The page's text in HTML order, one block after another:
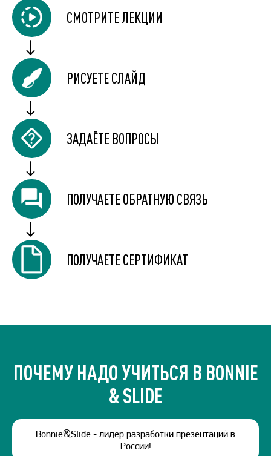
СМОТРИТЕ ЛЕКЦИИ
РИСУЕТЕ СЛАЙД
ЗАДАЁТЕ ВОПРОСЫ
ПОЛУЧАЕТЕ ОБРАТНУЮ СВЯЗЬ
ПОЛУЧАЕТЕ СЕРТИФИКАТ
ПОЧЕМУ НАДО УЧИТЬСЯ В BONNIE
& SLIDE
Bonnie&Slide - лидер разработки презентаций в
России!